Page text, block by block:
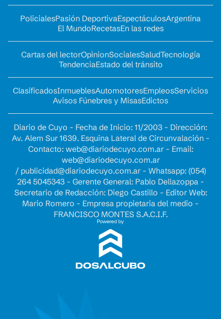
PolicialesPasión DeportivaEspectáculosArgentina
El MundoRecetasEn las redes
Cartas del lectorOpinionSocialesSaludTecnología
TendenciaEstado del tránsito
ClasificadosInmueblesAutomotoresEmpleosServicios
Avisos Fúnebres y MisasEdictos
Diario de Cuyo - Fecha de Inicio: 11/2003 - Dirección:
Av. Alem Sur 1639. Esquina Lateral de Circunvalación -
Contacto: web@diariodecuyo.com.ar- Email:
web@diariodecuyo.com.ar
/ publicidad@diariodecuyo.com.ar- Whatsapp: (054)
264 5045343 - Gerente General: Pablo Dellazoppa -
Secretario de Redacción: Diego Castillo - Editor Web:
Mario Romero - Empresa propietaria del medio -
FRANCISCO MONTES S.A.C.I.F.